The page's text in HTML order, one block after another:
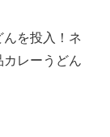
を投入！ネ
レーうどん